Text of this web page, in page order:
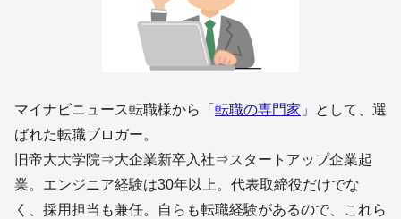
マイナビニュース転職様から「 転職の専門家 」として、選
ばれた転職ブロガー。
旧帝大大学院⇒大企業新卒入社⇒スタートアップ企業起
業。エンジニア経験は30年以上。代表取締役だけでな
く、採用担当も兼任。自らも転職経験があるので、これら